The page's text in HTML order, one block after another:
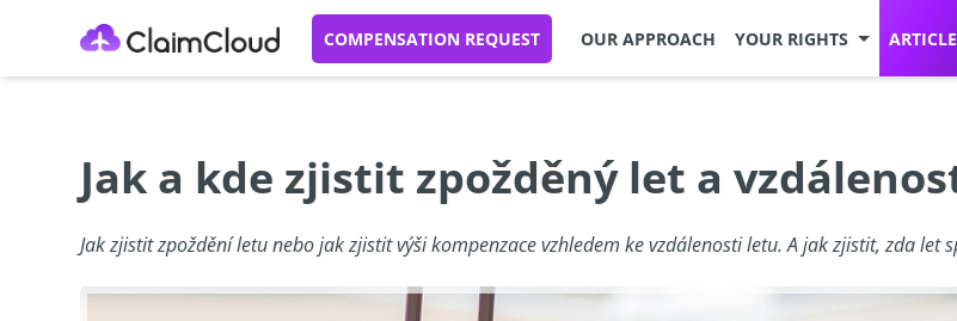
COMPENSATION REQUEST OUR APPROACH YOUR RIGHTS
Jak a kde zjistit zpožděný let a
Jak zjistit zpoždění letu nebo jak zjistit výši kompenzace vzhledem ke vzdálenosti letu. A jak zjistit, zda let